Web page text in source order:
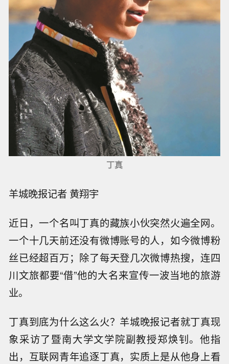
丁真
羊城晚报记者 黄翔宇
近日，一个名叫丁真的藏族小伙突然火遍全网。
一个十几天前还没有微博账号的人，如今微博粉
丝已经超百万；除了每天登几次微博热搜，连四
川文旅都要“借”他的大名来宣传一波当地的旅游
业。
丁真到底为什么这么火？羊城晚报记者就丁真现
象采访了暨南大学文学院副教授郑焕钊。他指
出，互联网青年追逐丁真，实质上是从他身上看